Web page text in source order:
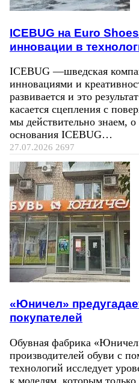
ICEBUG на Euro
инновации в
ICEBUG —шведская
инновациями и
развивается и это
касается сцепления с
мы действительно знаем,
основания ICEBUG…
27.07.2026 2697
«Юничел»
покупателей
Обувная фабрика
производителей обуви с
технологий исследует
к моделям, которым только